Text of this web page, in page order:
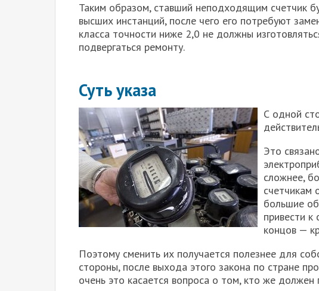
Таким образом, ставший неподходящим счетчик
высших инстанций, после чего его потребуют
класса точности ниже 2,0 не должны
подвергаться ремонту.
Суть указа
С одной
Это
сложнее,
счетчикам
большие
привести к
концов —
Поэтому сменить их получается полезнее для
стороны, после выхода этого закона по стране
очень это касается вопроса о том, кто же должен